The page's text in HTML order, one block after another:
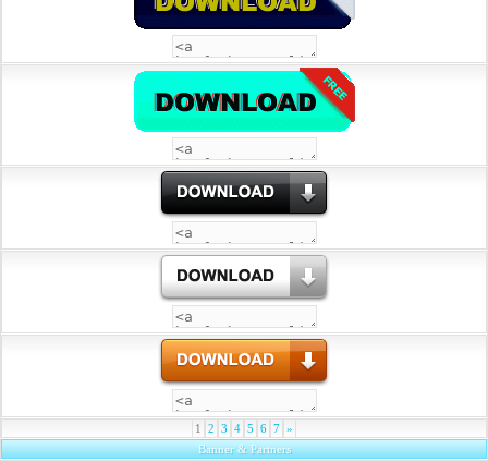
1 2 3 4 5 6 7 »
Banner & Partners